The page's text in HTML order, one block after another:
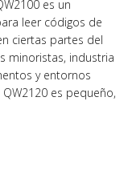
es un
leer códigos de
ciertas partes del
minoristas, industria
y entornos
es pequeño,